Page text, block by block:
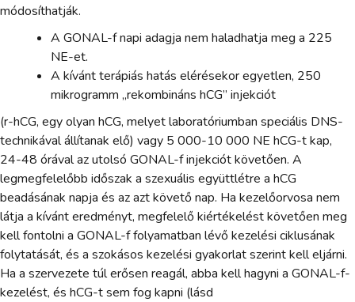
módosíthatják.
A GONAL-f napi adagja nem haladhatja meg a 225
NE-et.
A kívánt terápiás hatás elérésekor egyetlen, 250
mikrogramm „rekombináns hCG” injekciót
(r-hCG, egy olyan hCG, melyet laboratóriumban speciális DNS-
technikával állítanak elő) vagy 5 000-10 000 NE hCG-t kap,
24-48 órával az utolsó GONAL-f injekciót követően. A
legmegfelelőbb időszak a szexuális együttlétre a hCG
beadásának napja és az azt követő nap. Ha kezelőorvosa nem
látja a kívánt eredményt, megfelelő kiértékelést követően meg
kell fontolni a GONAL-f folyamatban lévő kezelési ciklusának
folytatását, és a szokásos kezelési gyakorlat szerint kell eljárni.
Ha a szervezete túl erősen reagál, abba kell hagyni a GONAL-f-
kezelést, és hCG-t sem fog kapni (lásd